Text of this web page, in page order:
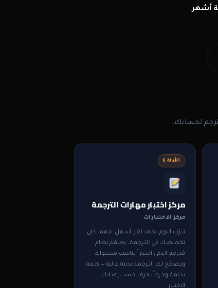
لحسابك.
الأداة ٤
مركز اختبار مهارات الترجمة
مركز الاختبارات
تدرّب اليوم بجهد لغدٍ أسهل: مهما كان
تخصصك في الترجمة، يصمّم نظام
مُترجم الذكي اختباراً يناسب مستواك
ويصحّح لك الترجمة بدقة عالية — كلمة
بكلمة وحرفاً بحرف حسب إعدادات
الاختبار.